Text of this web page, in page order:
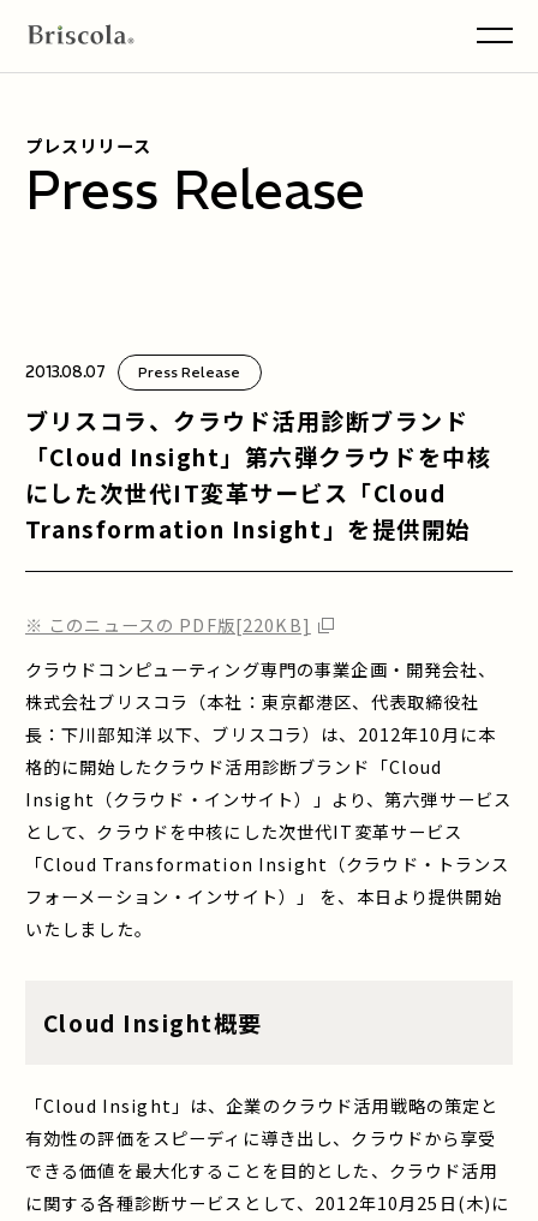
プレスリリース
Press Release
2013.08.07 Press Release
ブリスコラ、クラウド活用診断ブランド
「Cloud Insight」第六弾クラウドを中核
にした次世代IT変革サービス「Cloud
Transformation Insight」を提供開始
※ このニュースの PDF版[220KB]
クラウドコンピューティング専門の事業企画・開発会社、
株式会社ブリスコラ（本社：東京都港区、代表取締役社
長：下川部知洋 以下、ブリスコラ）は、2012年10月に本
格的に開始したクラウド活用診断ブランド「Cloud
Insight（クラウド・インサイト）」より、第六弾サービス
として、クラウドを中核にした次世代IT変革サービス
「Cloud Transformation Insight（クラウド・トランス
フォーメーション・インサイト）」 を、本日より提供開始
いたしました。
Cloud Insight概要
「Cloud Insight」は、企業のクラウド活用戦略の策定と
有効性の評価をスピーディに導き出し、クラウドから享受
できる価値を最大化することを目的とした、クラウド活用
に関する各種診断サービスとして、2012年10月25日(木)に